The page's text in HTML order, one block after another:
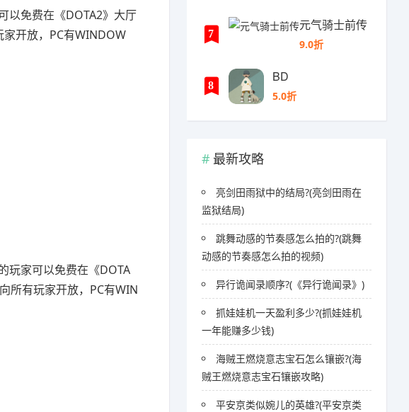
以免费在《DOTA2》大厅
开放，PC有WINDOW
玩家可以免费在《DOTA
所有玩家开放，PC有WIN
7
元气骑士前传
9.0折
8
BD
5.0折
最新攻略
亮剑田雨狱中的结局?(亮剑田雨在
监狱结局)
跳舞动感的节奏感怎么拍的?(跳舞
动感的节奏感怎么拍的视频)
异行诡闻录顺序?(《异行诡闻录》)
抓娃娃机一天盈利多少?(抓娃娃机
一年能赚多少钱)
海贼王燃烧意志宝石怎么镶嵌?(海
贼王燃烧意志宝石镶嵌攻略)
平安京类似婉儿的英雄?(平安京类